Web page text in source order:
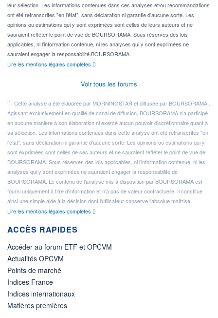
leur sélection. Les informations contenues dans ces analyses et/ou recommandations
ont été retranscrites "en l'état", sans déclaration ni garantie d'aucune sorte. Les
opinions ou estimations qui y sont exprimées sont celles de leurs auteurs et ne
sauraient refléter le point de vue de BOURSORAMA. Sous réserves des lois
applicables, ni l'information contenue, ni les analyses qui y sont exprimées ne
sauraient engager la responsabilité BOURSORAMA.
Lire les mentions légales complètes
Voir tous les forums
(1) Cette analyse a été élaborée par MORNINGSTAR et diffusée par BOURSORAMA .
Agissant exclusivement en qualité de canal de diffusion, BOURSORAMA n'a participé
en aucune manière à son élaboration ni exercé aucun pouvoir discrétionnaire quant à
sa sélection. Les informations contenues dans cette analyse ont été retranscrites "en
l'état", sans déclaration ni garantie d'aucune sorte. Les opinions ou estimations qui y
sont exprimées sont celles de ses auteurs et ne sauraient refléter le point de vue de
BOURSORAMA. Sous réserves des lois applicables, ni l'information contenue, ni les
analyses qui y sont exprimées ne sauraient engager la responsabilité de
BOURSORAMA. Le contenu de l'analyse mis à disposition par BOURSORAMA est
fourni uniquement à titre d'information et n'a pas de valeur contractuelle. Il constitue
ainsi une simple aide à la décision dont l'utilisateur conserve l'absolue maîtrise.
Lire les mentions légales complètes
ACCÈS RAPIDES
Accéder au forum ETF et OPCVM
Actualités OPCVM
Points de marché
Indices France
Indices internationaux
Matières premières